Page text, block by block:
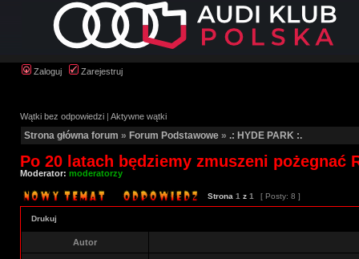
Zaloguj Zarejestruj
Wątki bez odpowiedzi | Aktywne wątki
Strona główna forum » Forum Podstawowe » .: HYDE PARK :.
Po 20 latach będziemy zmuszeni pożegnać
Moderator: moderatorzy
Strona 1 z 1 [ Posty: 8 ]
Drukuj
Autor